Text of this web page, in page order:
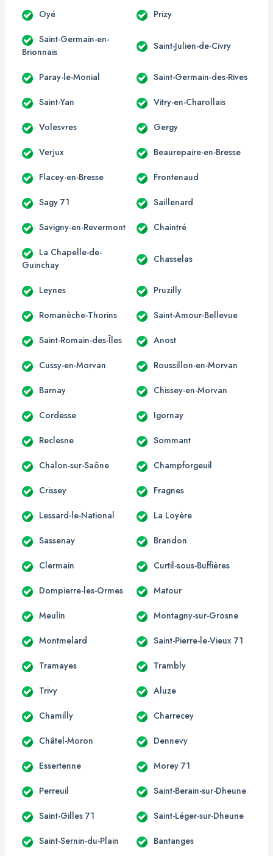
Oyé Prizy
Saint-Germain-en-
Brionnais
Saint-Julien-de-Civry
Paray-le-Monial Saint-Germain-des-Rives
Saint-Yan Vitry-en-Charollais
Volesvres Gergy
Verjux Beaurepaire-en-Bresse
Flacey-en-Bresse Frontenaud
Sagy 71 Saillenard
Savigny-en-Revermont Chaintré
La Chapelle-de-
Guinchay
Chasselas
Leynes Pruzilly
Romanèche-Thorins Saint-Amour-Bellevue
Saint-Romain-des-Îles Anost
Cussy-en-Morvan Roussillon-en-Morvan
Barnay Chissey-en-Morvan
Cordesse Igornay
Reclesne Sommant
Chalon-sur-Saône Champforgeuil
Crissey Fragnes
Lessard-le-National La Loyère
Sassenay Brandon
Clermain Curtil-sous-Buffières
Dompierre-les-Ormes Matour
Meulin Montagny-sur-Grosne
Montmelard Saint-Pierre-le-Vieux 71
Tramayes Trambly
Trivy Aluze
Chamilly Charrecey
Châtel-Moron Dennevy
Essertenne Morey 71
Perreuil Saint-Berain-sur-Dheune
Saint-Gilles 71 Saint-Léger-sur-Dheune
Saint-Sernin-du-Plain Bantanges